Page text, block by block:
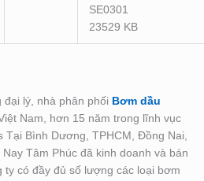
SE0301
23529 KB
lý, nhà phân phối Bơm dầu
Nam, hơn 15 năm trong lĩnh vục
Tại Bình Dương, TPHCM, Đồng Nai,
Tâm Phúc đã kinh doanh và bán
ty có đầy đủ số lượng các loại bơm